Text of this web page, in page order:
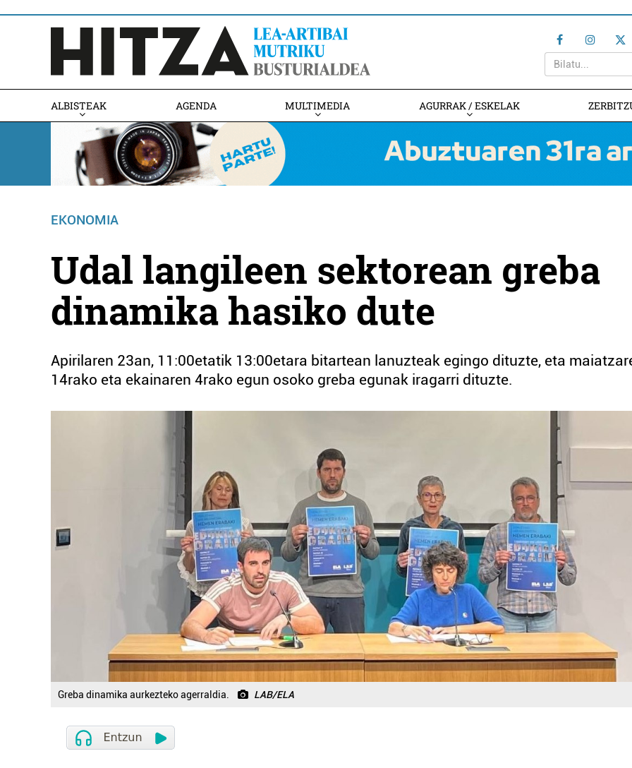
ALBISTEAK AGENDA MULTIMEDIA AGURRAK / ESKELAK
EKONOMIA
Udal langileen sektorean greba
dinamika hasiko dute
Apirilaren 23an, 11:00etatik 13:00etara bitartean lanuzteak egingo dituzte, eta
14rako eta ekainaren 4rako egun osoko greba egunak iragarri dituzte.
Greba dinamika aurkezteko agerraldia. LAB/ELA